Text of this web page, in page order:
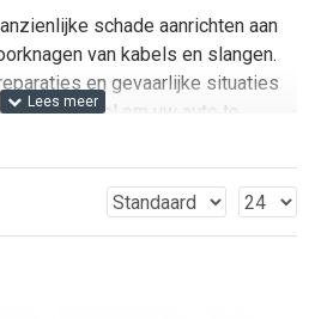
schade aanrichten aan
van kabels en slangen.
en gevaarlijke situaties
essentieel om uw auto te
diverse producten die helpen
manier op afstand te